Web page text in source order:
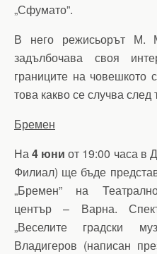
„Сфумато”.
В него режисьорът М.
задълбочава своя
границите на човешкото
това какво се случва
Бремен
На4 юниот 19:00 часа в
Филиал) ще бъде
„Бремен” на
център – Варна.
„Веселите градски
Владигеров (написан